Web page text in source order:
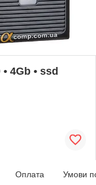
4Gb • ssd
Оплата Умови